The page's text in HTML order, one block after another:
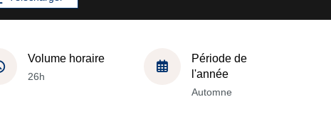
Volume horaire
26h
Période de
l'année
Automne